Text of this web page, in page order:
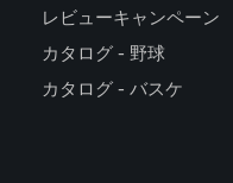
レビューキャンペーン
カタログ - 野球
カタログ - バスケ